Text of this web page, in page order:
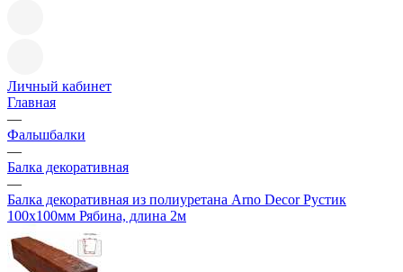
Личный кабинет
Главная
—
Фальшбалки
—
Балка декоративная
—
Балка декоративная из полиуретана Arno Decor Рустик
100х100мм Рябина, длина 2м